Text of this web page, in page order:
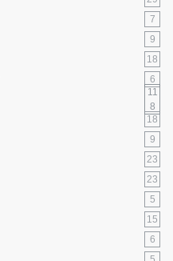
7
9
18
6
11
8
18
9
23
23
5
15
6
5